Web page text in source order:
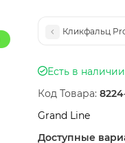
Кликфальц
Есть в наличии
Код Товара:
Grand Line
Доступные